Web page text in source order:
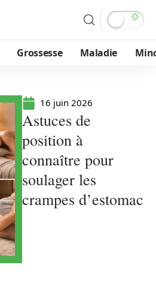
Grossesse Maladie
16 juin 2026
Astuces de
position à
connaître pour
soulager les
crampes d’estomac